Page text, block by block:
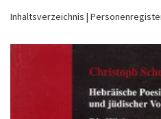
Inhaltsverzeichnis |